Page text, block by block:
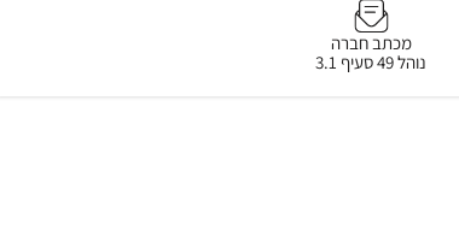
מכתב חברה
נוהל 49 סעיף 3.1